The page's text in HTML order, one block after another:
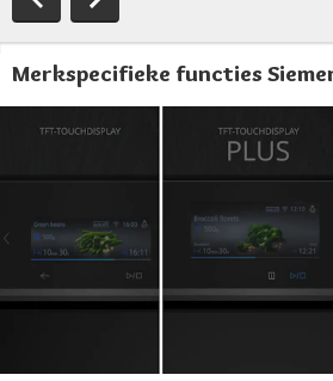
Merkspecifieke functies